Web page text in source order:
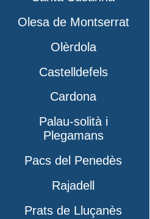
Olesa de Montserrat
Olèrdola
Castelldefels
Cardona
Palau-solità i
Plegamans
Pacs del Penedès
Rajadell
Prats de Lluçanès